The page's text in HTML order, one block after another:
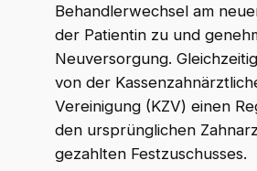
Behandlerwechsel am
der Patientin zu und
Neuversorgung.
von der
Vereinigung (KZV) einen
den ursprünglichen
gezahlten Festzuschusses.